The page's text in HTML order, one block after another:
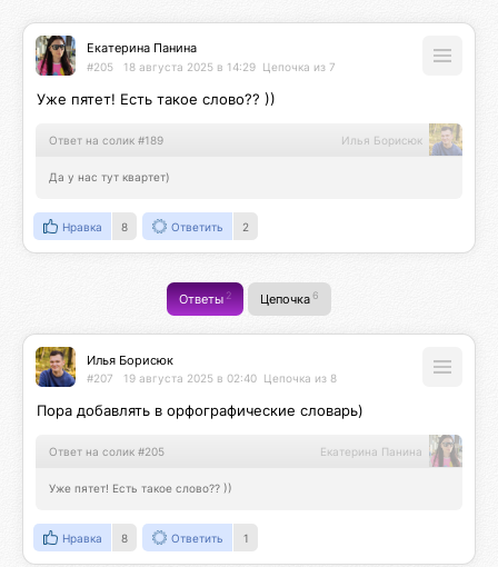
Екатерина Панина
#205 18 августа 2025 в 14:29 Цепочка из 7
Уже пятет! Есть такое слово?? ))
Ответ на солик #189 Илья Борисюк
Да у нас тут квартет)
Нравка 8 Ответить 2
Ответы2 Цепочка6
Илья Борисюк
#207 19 августа 2025 в 02:40 Цепочка из 8
Пора добавлять в орфографические словарь)
Ответ на солик #205 Екатерина Панина
Уже пятет! Есть такое слово?? ))
Нравка 8 Ответить 1